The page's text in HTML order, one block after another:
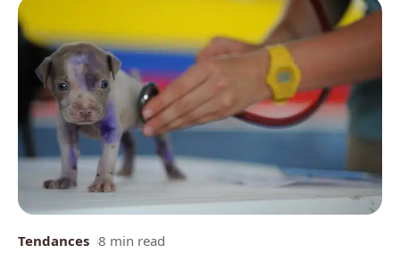
Tendances 8 min read